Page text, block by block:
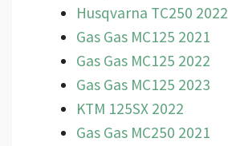
Husqvarna TC250 2022
Gas Gas MC125 2021
Gas Gas MC125 2022
Gas Gas MC125 2023
KTM 125SX 2022
Gas Gas MC250 2021